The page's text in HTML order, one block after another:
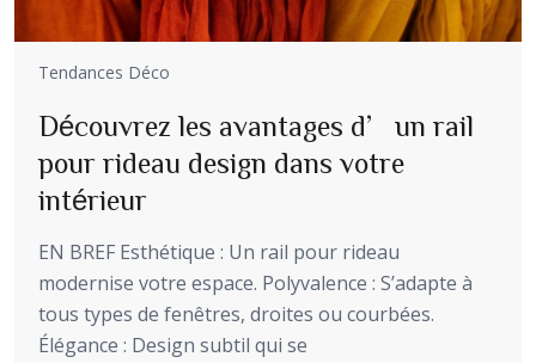
Tendances Déco
Découvrez les avantages d’un rail
pour rideau design dans votre
intérieur
EN BREF Esthétique : Un rail pour rideau
modernise votre espace. Polyvalence : S’adapte à
tous types de fenêtres, droites ou courbées.
Élégance : Design subtil qui se